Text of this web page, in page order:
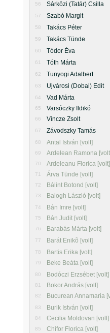
56 Sárközi (Tatár) Csilla
57 Szabó Margit
58 Takács Péter
59 Takács Tünde
60 Tódor Éva
61 Tóth Márta
62 Tunyogi Adalbert
63 Ujvárosi (Dobai) Edit
64 Vad Márta
65 Varsóczky Ildikó
66 Vincze Zsolt
67 Závodszky Tamás
68 Antal István [volt]
69 Ardelean Ramona
70 Ardeleanu Florica [volt]
71 Árva Tünde [volt]
72 Bálint Botond [volt]
73 Balogh László [volt]
74 Bán Imre [volt]
75 Bán Judit [volt]
76 Barabás Márta [volt]
77 Barát Enikõ [volt]
78 Bartis Erika [volt]
79 Beke Beáta [volt]
80 Bodóczi Erzsébet [volt]
81 Bokor András [volt]
82 Bucurean Annamaria
83 Burik István [volt]
84 Cecilia Moldovan [volt]
85 Chifor Florica [volt]